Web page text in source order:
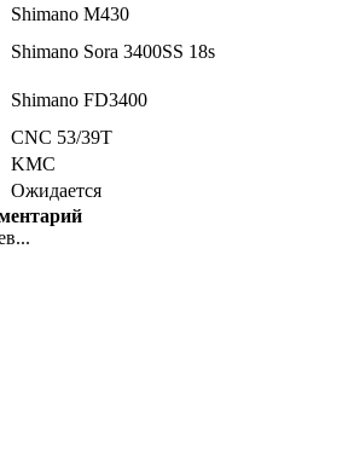
Shimano M430
Shimano Sora 3400SS 18s
Shimano FD3400
CNC 53/39T
KMC
Ожидается